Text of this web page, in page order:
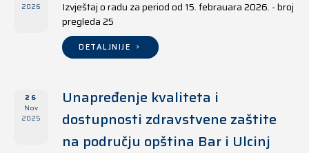
2026
Izvještaj o radu za period od 15. febrauara 2026. - broj
pregleda 25
DETALJNIJE
26
Nov
2025
Unapređenje kvaliteta i
dostupnosti zdravstvene zaštite
na području opština Bar i Ulcinj